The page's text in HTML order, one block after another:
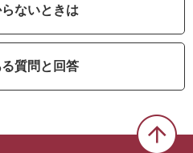
らないときは
質問と回答